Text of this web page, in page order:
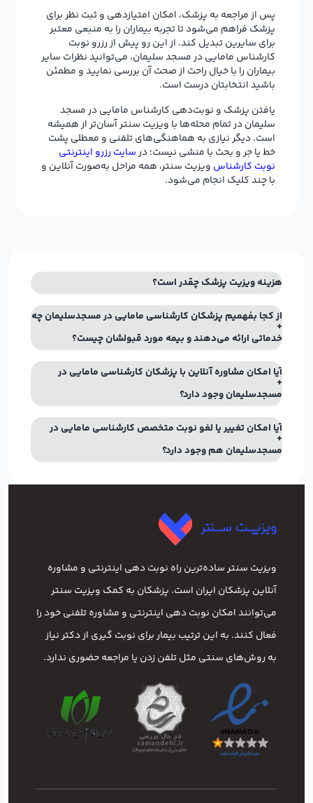
پس از مراجعه به پزشک، امکان امتیازدهی و ثبت نظر برای
پزشک فراهم می‌شود تا تجربه بیماران را به منبعی معتبر
برای سایرین تبدیل کند. از این رو پیش از رزرو نوبت
کارشناس مامایی در مسجد سلیمان، می‌توانید نظرات سایر
بیماران را با خیال راحت از صحت آن بررسی نمایید و مطمئن
باشید انتخابتان درست است.
یافتن پزشک و نوبت‌دهی کارشناس مامایی در مسجد
سلیمان در تمام محله‌ها با ویزیت سنتر آسان‌تر از همیشه
است. دیگر نیازی به هماهنگی‌های تلفنی و معطلی پشت
خط یا جر و بحث با منشی نیست؛ درسایت رزرو اینترنتی
نوبت کارشناس ویزیت سنتر، همه مراحل به‌صورت آنلاین و
با چند کلیک انجام می‌شود.
هزینه ویزیت پزشک چقدر است؟
از کجا بفهمیم پزشکان کارشناسی مامایی در مسجدسلیمان چه
خدماتی ارائه می‌دهند و بیمه مورد قبولشان چیست؟
آیا امکان مشاوره آنلاین با پزشکان کارشناسی مامایی در
مسجدسلیمان وجود دارد؟
آیا امکان تغییر یا لغو نوبت متخصص کارشناسی مامایی در
مسجدسلیمان هم وجود دارد؟
ویزیت سنتر ساده‌ترین راه نوبت‌ دهی اینترنتی و مشاوره
آنلاین پزشکان ایران است. پزشکان به کمک ویزیت سنتر
می‌توانند امکان نوبت دهی اینترنتی و مشاوره تلفنی خود را
فعال کنند. به این ترتیب بیمار برای نوبت گیری از دکتر نیاز
به روش‌های سنتی مثل تلفن زدن یا مراجعه حضوری ندارد.